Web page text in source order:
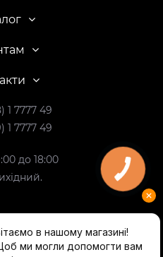
1 7777 49
1 7777 49
до 18:00